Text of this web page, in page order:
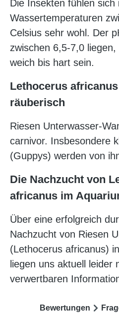
Die Insekten fühlen sich
Wassertemperaturen
Celsius sehr wohl. Der
zwischen 6,5-7,0
weich bis hart sein.
Lethocerus
räuberisch
Riesen Unterwasser-
carnivor. Insbesondere
(Guppys) werden von
Die Nachzucht von
africanus im
Über eine erfolgreich
Nachzucht von Riesen
(Lethocerus africanus)
liegen uns aktuell leider
verwertbaren
Bewertungen